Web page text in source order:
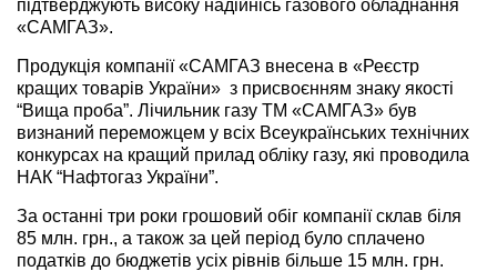
підтверджують високу надійнісь газового обладнання
«САМГАЗ».
Продукція компанії «САМГАЗ внесена в «Реєстр
кращих товарів України» з присвоєнням знаку якості
“Вища проба”. Лічильник газу ТМ «САМГАЗ» був
визнаний переможцем у всіх Всеукраїнських технічних
конкурсах на кращий прилад обліку газу, які проводила
НАК “Нафтогаз України”.
За останні три роки грошовий обіг компанії склав біля
85 млн. грн., а також за цей період було сплачено
податків до бюджетів усіх рівнів більше 15 млн. грн.